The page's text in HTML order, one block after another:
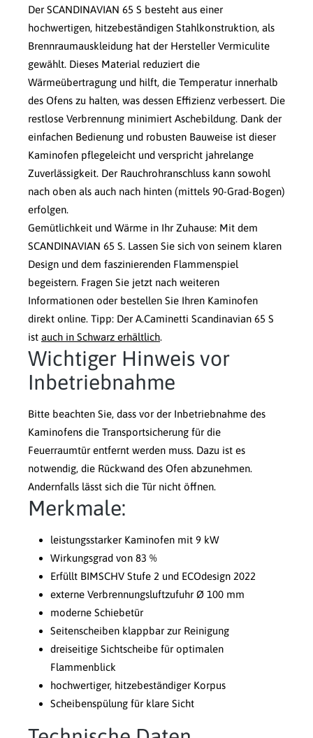
Der SCANDINAVIAN 65 S besteht aus einer
hochwertigen, hitzebeständigen Stahlkonstruktion, als
Brennraumauskleidung hat der Hersteller Vermiculite
gewählt. Dieses Material reduziert die
Wärmeübertragung und hilft, die Temperatur innerhalb
des Ofens zu halten, was dessen Effizienz verbessert. Die
restlose Verbrennung minimiert Aschebildung. Dank der
einfachen Bedienung und robusten Bauweise ist dieser
Kaminofen pflegeleicht und verspricht jahrelange
Zuverlässigkeit. Der Rauchrohranschluss kann sowohl
nach oben als auch nach hinten (mittels 90-Grad-Bogen)
erfolgen.
Gemütlichkeit und Wärme in Ihr Zuhause: Mit dem
SCANDINAVIAN 65 S. Lassen Sie sich von seinem klaren
Design und dem faszinierenden Flammenspiel
begeistern. Fragen Sie jetzt nach weiteren
Informationen oder bestellen Sie Ihren Kaminofen
direkt online. Tipp: Der A.Caminetti Scandinavian 65 S
ist auch in Schwarz erhältlich.
Wichtiger Hinweis vor
Inbetriebnahme
Bitte beachten Sie, dass vor der Inbetriebnahme des
Kaminofens die Transportsicherung für die
Feuerraumtür entfernt werden muss. Dazu ist es
notwendig, die Rückwand des Ofen abzunehmen.
Andernfalls lässt sich die Tür nicht öffnen.
Merkmale:
leistungsstarker Kaminofen mit 9 kW
Wirkungsgrad von 83 %
Erfüllt BIMSCHV Stufe 2 und ECOdesign 2022
externe Verbrennungsluftzufuhr Ø 100 mm
moderne Schiebetür
Seitenscheiben klappbar zur Reinigung
dreiseitige Sichtscheibe für optimalen
Flammenblick
hochwertiger, hitzebeständiger Korpus
Scheibenspülung für klare Sicht